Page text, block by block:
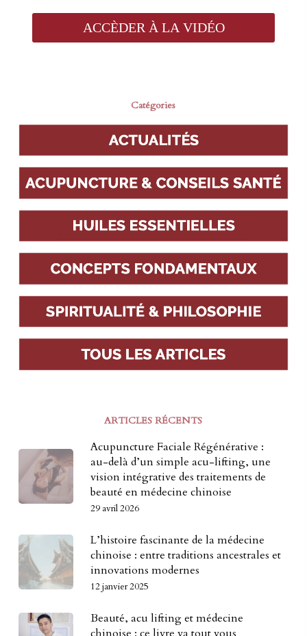
Catégories
ARTICLES RÉCENTS
Acupuncture Faciale Régénérative :
au-delà d’un simple acu-lifting, une
vision intégrative des traitements de
beauté en médecine chinoise
29 avril 2026
L’histoire fascinante de la médecine
chinoise : entre traditions ancestrales et
innovations modernes
12 janvier 2025
Beauté, acu lifting et médecine